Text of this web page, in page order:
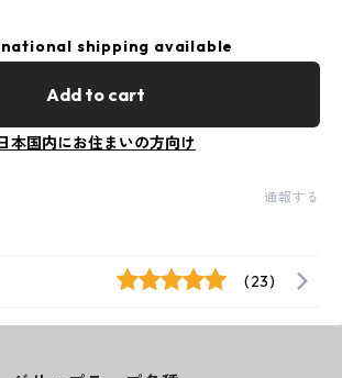
shipping available
Add to cart
本国内にお住まいの方向け
通報する
(23)